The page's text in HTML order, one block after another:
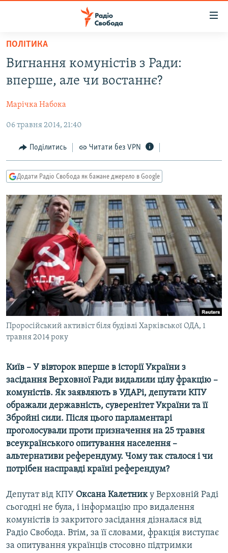
Перейти
основного
матеріалу
Перейти
до
навігації
Перейти
пошуку
СТАТТІ
ПОЛІТИКА
ЕКОНОМІКА
СУСПІЛЬСТВО
СПОРТ
УКРАЇНА
ВІЙНА
РОСІЙСЬКА «ФІЛЬТРАЦІЯ»
ДОНБАС.РЕАЛІЇ
КРИМ.РЕАЛІЇ
ТИ ЯК?
СХЕМИ
КИТАЙ.ВИКЛИКИ
МУЛЬТИМЕДІА
ФОТО
СПЕЦПРОЄКТИ
ПОДКАСТИ
РУС
КТАТ
ДОЛУЧАЙСЯ!
Усі сайти RFE/RL
ПОЛІТИКА
Вигнання комуністів з Ради:
вперше, але чи востаннє?
Марічка Набока
06 травня 2014, 21:40
Поділитись Читати без VPN
Додати Радіо Свобода як бажане джерело в Google
Проросійський активіст біля будівлі Харківської ОДА, 1
травня 2014 року
Київ – У вівторок вперше в історії України з
засідання Верховної Ради видалили цілу фракцію –
комуністів. Як заявляють в УДАРі, депутати КПУ
ображали державність, суверенітет України та її
Збройні сили. Після цього парламентарі
проголосували проти призначення на 25 травня
всеукраїнського опитування населення –
альтернативи референдуму. Чому так сталося і чи
потрібен насправді країні референдум?
Депутат від КПУ Оксана Калетнику Верховній Раді
сьогодні не була, і інформацію про видалення
комуністів із закритого засідання дізналася від
Радіо Свобода. Втім, за її словами, фракція виступає
за опитування українців стосовно підтримки